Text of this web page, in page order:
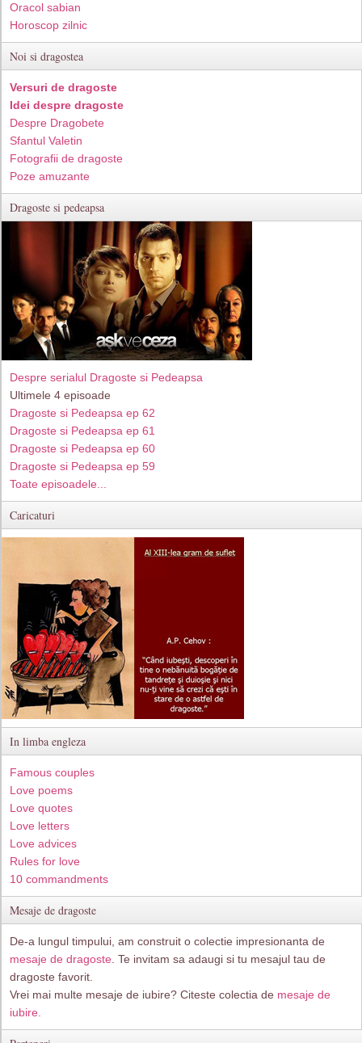
Oracol sabian
Horoscop zilnic
Noi si dragostea
Versuri de dragoste
Idei despre dragoste
Despre Dragobete
Sfantul Valetin
Fotografii de dragoste
Poze amuzante
Dragoste si pedeapsa
Despre serialul Dragoste si Pedeapsa
Ultimele 4 episoade
Dragoste si Pedeapsa ep 62
Dragoste si Pedeapsa ep 61
Dragoste si Pedeapsa ep 60
Dragoste si Pedeapsa ep 59
Toate episoadele...
Caricaturi
In limba engleza
Famous couples
Love poems
Love quotes
Love letters
Love advices
Rules for love
10 commandments
Mesaje de dragoste
De-a lungul timpului, am construit o colectie impresionanta de
mesaje de dragoste . Te invitam sa adaugi si tu mesajul tau de
dragoste favorit.
Vrei mai multe mesaje de iubire? Citeste colectia de mesaje de
iubire.